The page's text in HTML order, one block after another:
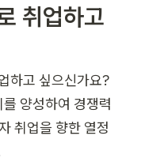
취업하고
하고 싶으신가요?
양성하여 경쟁력
취업을 향한 열정